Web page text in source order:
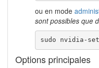
ou en mode
sont possibles que
sudo nvidia-
Options principales